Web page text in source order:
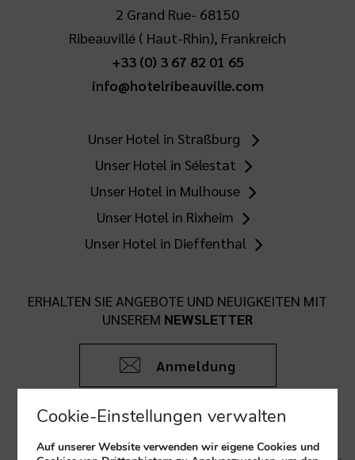
2 Grand Rue- 68150
Ribeauvillé ( Haut-Rhin), Frankreich
+33 (0) 3 67 82 01 65
info@hotelribeauville.com
Unser Hotel in Straßburg
Unser Hotel in Sélestat
Unser Hotel in Mulhouse
Unser Hotel in Rixheim
Unser Hotel in Dieffenthal
ERHALTEN SIE ANGEBOTE UND NEUIGKEITEN MIT
UNSEREM NEWSLETTER
Anmeldung
Cookie-Einstellungen verwalten
Auf unserer Website verwenden wir eigene Cookies und